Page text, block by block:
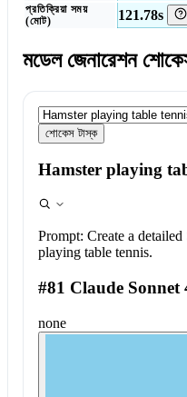
প্রতিক্রিয়া সময়
(মোট)
121.78s
মডেল জেনারেশন
শোকেস টাস্ক
Hamster playing
Prompt: Create a
playing table tennis.
#81 Claude Sonnet
none